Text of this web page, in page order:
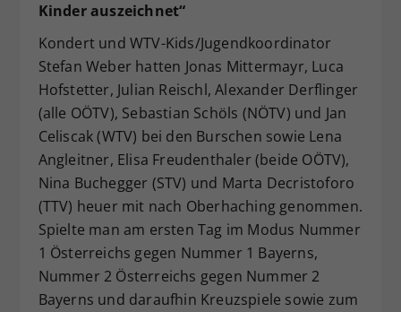
Kinder auszeichnet“
Kondert und WTV-Kids/Jugendkoordinator
Stefan Weber hatten Jonas Mittermayr, Luca
Hofstetter, Julian Reischl, Alexander Derflinger
(alle OÖTV), Sebastian Schöls (NÖTV) und Jan
Celiscak (WTV) bei den Burschen sowie Lena
Angleitner, Elisa Freudenthaler (beide OÖTV),
Nina Buchegger (STV) und Marta Decristoforo
(TTV) heuer mit nach Oberhaching genommen.
Spielte man am ersten Tag im Modus Nummer
1 Österreichs gegen Nummer 1 Bayerns,
Nummer 2 Österreichs gegen Nummer 2
Bayerns und daraufhin Kreuzspiele sowie zum